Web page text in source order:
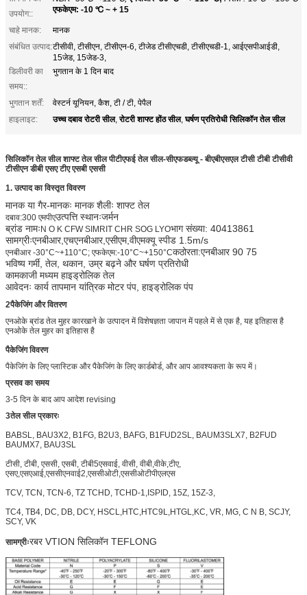
उपयोग::
एफकेएम: -10 ℃ ~ + 15
चाहे मानक:
मानक
संबंधित उत्पाद:टीसीवी, टीसीएन, टीसीएन-6, टीजेड टीसीएचडी, टीसीएचडी-1, आईएसपीआईडी,
15जेड, 15जेड-3,
डिलीवरी का
समय::
भुगतान के 1 दिन बाद
भुगतान शर्तें:
वेस्टर्न यूनियन, कैश, टी / टी, पेपैल
हाइलाइट:
उच्च दबाव रोटरी सील,रोटरी शाफ्ट होंठ सील,घर्षण प्रतिरोधी सिलिकॉन तेल सील
सिलिकॉन तेल सील शाफ्ट तेल सील पीटीएफई तेल सील-सीएफडब्ल्यू - बीएबीएसएल टीसी टीबी टीसीवी
टीसीएन डीबी एसए टीए एसबी एससी
1. उत्पाद का विस्तृत विवरण
मानक या गैर-मानकः मानक शैलीः शाफ्ट तेल
दबाव:300 एमपीएउत्पत्ति स्थानःजर्मन
ब्रांड नामःN O K CFW SIMRIT CHR SOG LYOभाग संख्या: 40413861
सामग्रीःएनबीआर,एचएनबीआर,एसीएम,वीएमक्यू स्पीड 1.5m/s
एनबीआर -30°C~+110°C; एफकेएम:-10°C~+150°Cकठोरता:एनबीआर 90 75
भविष्य गर्मी, तेल, थकान, उम्र बढ़ने और घर्षण प्रतिरोधी
कामकाजी मध्यम हाइड्रोलिक तेल
आवेदनः कार्य तापमान यांत्रिक मोटर पंप, हाइड्रोलिक पंप
2पैकेजिंग और वितरण
एनओके ब्रांड तेल मुहर कारखाने के उत्पादन में विशेषज्ञता जापान में पहले में से एक है, यह इतिहास है
एनओके तेल मुहर का इतिहास है
पैकेजिंग विवरण
पैकेजिंग के लिए प्लास्टिक और पैकेजिंग के लिए कार्डबोर्ड, और आप आवश्यकता के रूप में।
प्रसव का समय
3-5 दिन के बाद आप आदेश revising
3तेल सील प्रकारः
BABSL, BAU3X2, B1FG, B2U3, BAFG, B1FUD2SL, BAUM3SLX7, B2FUD
BAUMX7, BAU3SL
टीसी, टीबी, एससी, एसबी, टीबी5एसवाई, वीसी, वीबी,वीके,टीए,
एसए,एसएआई,एससीएनवाई2,एससीओटी,एससीओटीपीएलएस
TCV, TCN, TCN-6, TZ TCHD, TCHD-1,ISPID, 15Z, 15Z-3,
TC4, TB4, DC, DB, DCY, HSCL,HTC,HTC9L,HTGL,KC, VR, MG, C N B, SCJY,
SCY, VK
सामग्रीःरबर VTION सिलिकॉन TEFLONG